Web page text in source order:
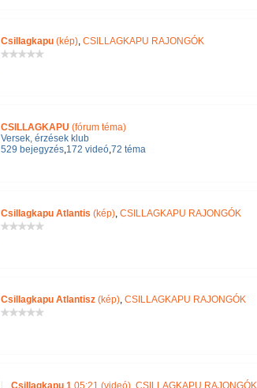
Csillagkapu(kép), CSILLAGKAPU RAJONGÓK
CSILLAGKAPU (fórum téma)
Versek, érzések klub
529 bejegyzés,172 videó,72 téma
Csillagkapu Atlantis (kép), CSILLAGKAPU RAJONGÓK
Csillagkapu Atlantisz(kép), CSILLAGKAPU RAJONGÓK
Csillagkapu 1 05:21 (videó), CSILLAGKAPU RAJONGÓK